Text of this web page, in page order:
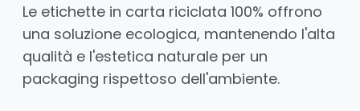
Le etichette in carta riciclata 100% offrono
una soluzione ecologica, mantenendo l'alta
qualità e l'estetica naturale per un
packaging rispettoso dell'ambiente.